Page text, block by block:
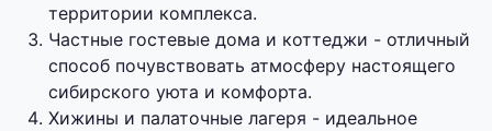
территории комплекса.
Частные гостевые дома и коттеджи - отличный
способ почувствовать атмосферу настоящего
сибирского уюта и комфорта.
Хижины и палаточные лагеря - идеальное